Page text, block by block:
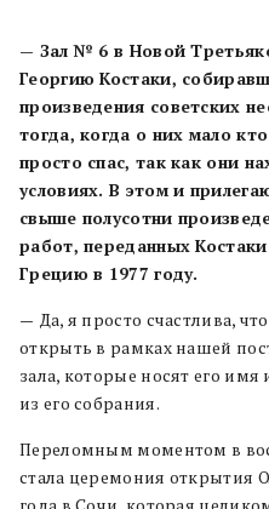
— Зал № 6 в Новой
Георгию Костаки,
произведения советских
тогда, когда о них мало
просто спас, так как они
условиях. В этом и
свыше полусотни
работ, переданных
Грецию в 1977 году.
— Да, я просто счастлива,
открыть в рамках нашей
зала, которые носят его
из его собрания.
Переломным моментом в
стала церемония открытия